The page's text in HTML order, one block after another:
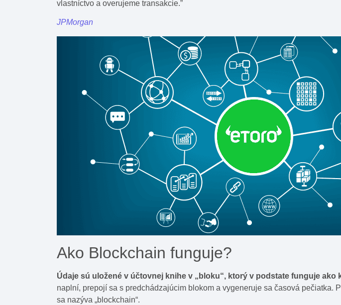
vlastníctvo a overujeme transakcie.”
JPMorgan
Ako Blockchain funguje?
Údaje sú uložené v účtovnej knihe v „bloku“, ktorý v podstate funguje ako
naplní, prepojí sa s predchádzajúcim blokom a vygeneruje sa časová pečiatka.
sa nazýva „blockchain“.